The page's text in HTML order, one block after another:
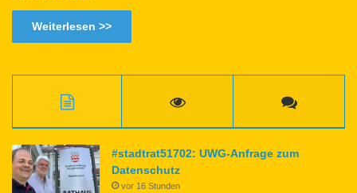
Weiterlesen >>
#stadtrat51702: UWG-Anfrage zum
Datenschutz
vor 16 Stunden